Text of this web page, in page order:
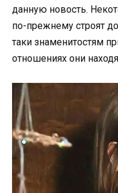
данную новость.
по-прежнему строят
таки знаменитостям
отношениях они